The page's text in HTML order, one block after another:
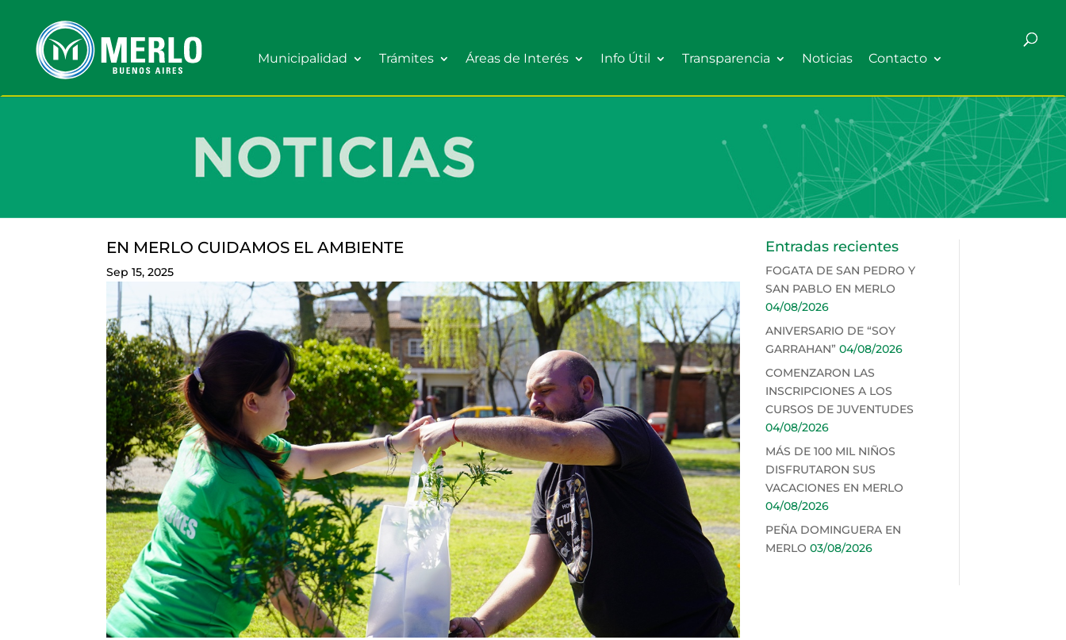
Municipalidad Trámites Áreas de Interés Info Útil Transparencia Noticias Contacto
EN MERLO CUIDAMOS EL AMBIENTE
Sep 15, 2025
Entradas recientes
FOGATA DE SAN PEDRO Y
SAN PABLO EN MERLO
04/08/2026
ANIVERSARIO DE “SOY
GARRAHAN” 04/08/2026
COMENZARON LAS
INSCRIPCIONES A LOS
CURSOS DE JUVENTUDES
04/08/2026
MÁS DE 100 MIL NIÑOS
DISFRUTARON SUS
VACACIONES EN MERLO
04/08/2026
PEÑA DOMINGUERA EN
MERLO 03/08/2026